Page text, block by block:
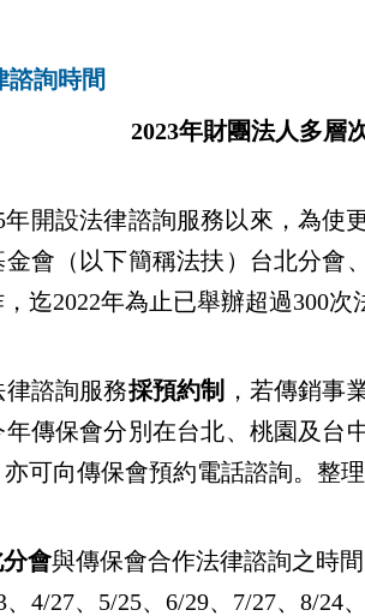
諮詢時間
2023年財團法人多層
設法律諮詢服務以來，為使
金會（以下簡稱法扶）台北分會
迄2022年為止已舉辦超過300次
諮詢服務採預約制
，若傳銷事
傳保會分別在台北、桃園及台
可向傳保會預約電話諮詢。整
會與傳保會合作法律諮詢之時
、4/27、5/25、6/29、7/27、8/24